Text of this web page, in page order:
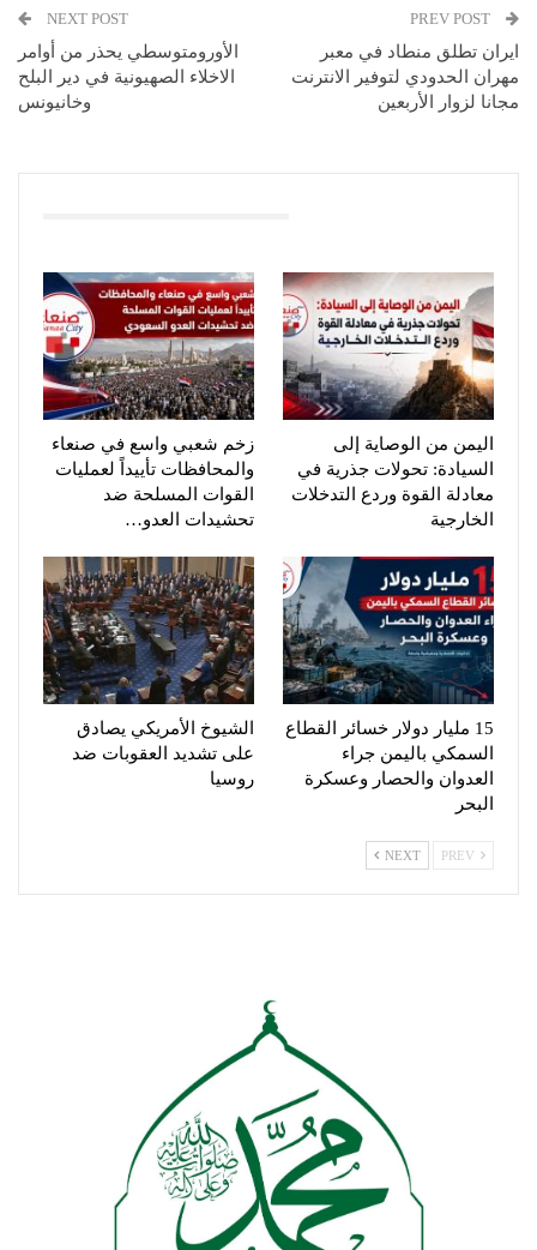
ايران تطلق منطاد في معبر
مهران الحدودي لتوفير الانترنت
مجانا لزوار الأربعين
NEXT POST
الأورومتوسطي يحذر من أوامر
الاخلاء الصهيونية في دير البلح
وخانيونس
اليمن من الوصاية إلى
السيادة: تحولات جذرية في
معادلة القوة وردع التدخلات
الخارجية
زخم شعبي واسع في صنعاء
والمحافظات تأييداً لعمليات
القوات المسلحة ضد
تحشيدات العدو…
15 مليار دولار خسائر القطاع
السمكي باليمن جراء
العدوان والحصار وعسكرة
البحر
الشيوخ الأمريكي يصادق
على تشديد العقوبات ضد
روسيا
NEXT